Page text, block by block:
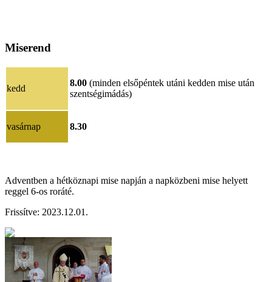
Miserend
kedd
8.00 (minden elsőpéntek utáni kedden mise után
szentségimádás)
vasárnap 8.30
Adventben a hétköznapi mise napján a napközbeni mise helyett
reggel 6-os roráté.
Frissítve: 2023.12.01 .